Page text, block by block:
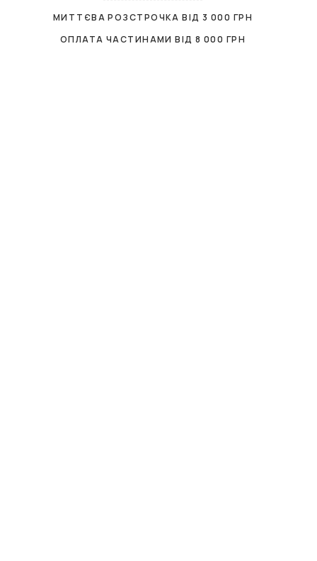
МИТТЄВА РОЗСТРОЧКА ВІД 3 000 ГРН
ОПЛАТА ЧАСТИНАМИ ВІД8 000 ГРН